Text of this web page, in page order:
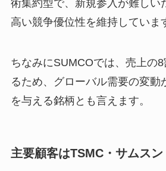
術集約型で、新規参入が難しい
高い競争優位性を維持していま
ちなみにSUMCOでは、売上の
るため、グローバル需要の変動
を与える銘柄とも言えます。
主要顧客はTSMC・サムスン